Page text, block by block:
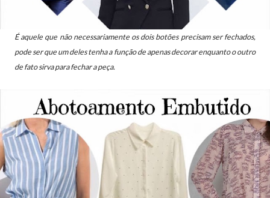
É aquele que não necessariamente os dois botões precisam ser fechados,
pode ser que um deles tenha a função de apenas decorar enquanto ooutro
de fato sirvapara fechar a peça.